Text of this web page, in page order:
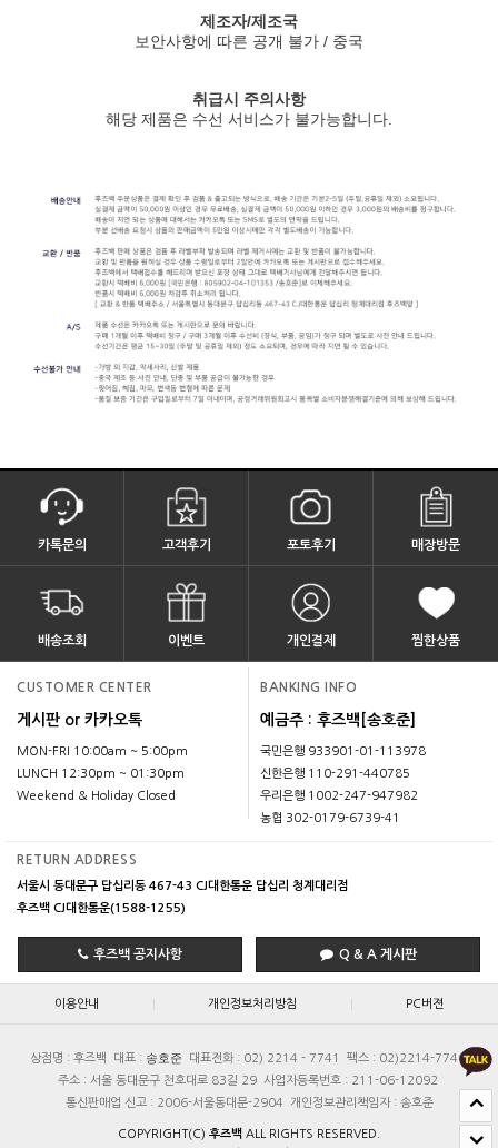
제조자/제조국
보안사항에 따른 공개 불가 / 중국
취급시 주의사항
해당 제품은 수선 서비스가 불가능합니다.
카톡문의 고객후기 포토후기 매장방문
배송조회 이벤트 개인결제 찜한상품
CUSTOMER CENTER
게시판 or 카카오톡
MON-FRI 10:00am ~ 5:00pm
LUNCH 12:30pm ~ 01:30pm
Weekend & Holiday Closed
BANKING INFO
예금주 : 후즈백[송호준]
국민은행 933901-01-113978
신한은행 110-291-440785
우리은행 1002-247-947982
농협 302-0179-6739-41
RETURN ADDRESS
서울시 동대문구 답십리동 467-43 CJ대한통운 답십리 청계대리점
후즈백 CJ대한통운(1588-1255)
후즈백 공지사항 Q & A 게시판
이용안내 | 개인정보처리방침 | PC버젼
상점명 : 후즈백 대표 : 송호준 대표전화 : 02) 2214 - 7741
팩스 : 02)2214-7740
주소 : 서울 동대문구 천호대로 83길 29 사업자등록번호 : 211-06-12092
통신판매업 신고 : 2006-서울동대문-2904
개인정보관리책임자 : 송호준
COPYRIGHT(C) 후즈백 ALL RIGHTS RESERVED.